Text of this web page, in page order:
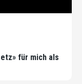
für mich als